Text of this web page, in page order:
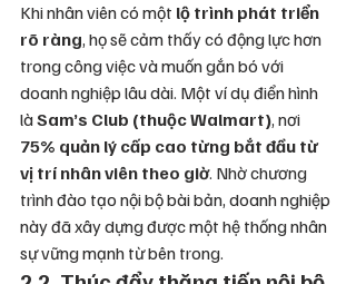
Khi nhân viên có một lộ trình phát triển
rõ ràng, họ sẽ cảm thấy có động lực hơn
trong công việc và muốn gắn bó với
doanh nghiệp lâu dài. Một ví dụ điển hình
là Sam’s Club (thuộc Walmart), nơi
75% quản lý cấp cao từng bắt đầu từ
vị trí nhân viên theo giờ. Nhờ chương
trình đào tạo nội bộ bài bản, doanh nghiệp
này đã xây dựng được một hệ thống nhân
sự vững mạnh từ bên trong.